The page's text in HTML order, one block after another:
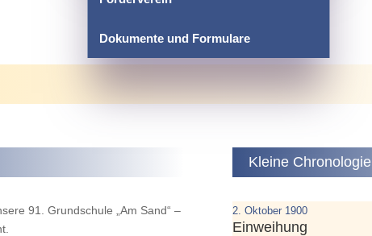
Dokumente und Formulare
91. Grundschule „Am Sand“ –
Kleine Chronologie
2. Oktober 1900
Einweihung